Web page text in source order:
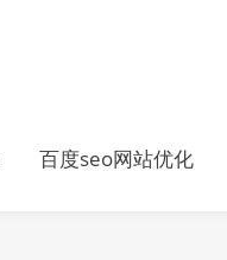
百度seo网站优化